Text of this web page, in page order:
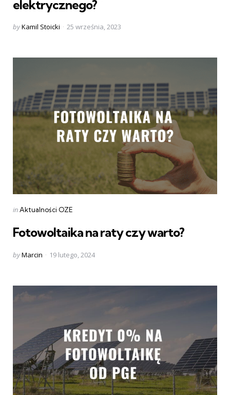
elektrycznego?
Posted
byKamil Stoicki 25 września, 2023
Categories
Posted
inAktualności OZE
Fotowoltaika na raty czy warto?
Posted
byMarcin 19 lutego, 2024